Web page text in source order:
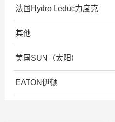
法国Hydro Leduc力度克
其他
美国SUN（太阳）
EATON伊顿